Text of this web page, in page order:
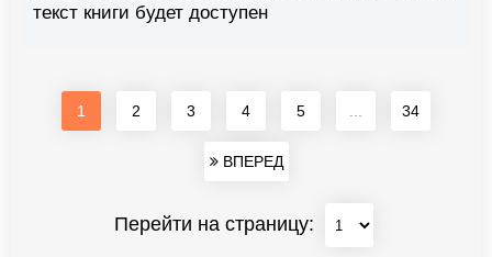
текст книги будет доступен
1 2 3 4 5 34
ВПЕРЕД
Перейти на страницу: